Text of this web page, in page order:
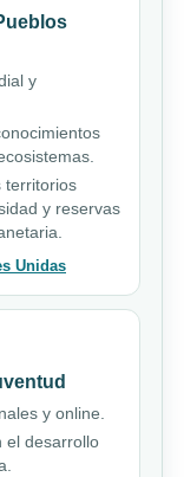
y
territorios
y reservas
Unidas
y online.
el desarrollo